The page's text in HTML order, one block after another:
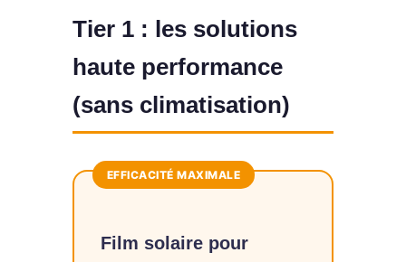
Tier 1 : les solutions
haute performance
(sans climatisation)
EFFICACITÉ MAXIMALE
Film solaire pour